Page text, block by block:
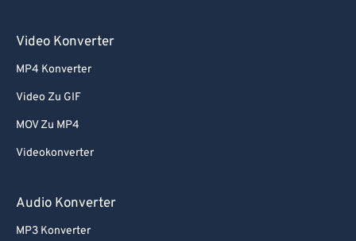
Video Konverter
MP4 Konverter
Video Zu GIF
MOV Zu MP4
Videokonverter
Audio Konverter
MP3 Konverter